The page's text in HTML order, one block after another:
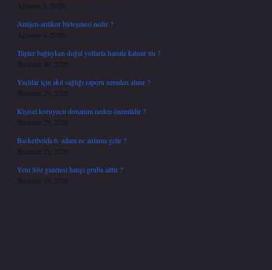
Ağustos 5, 2026
Antijen-antikor birleşmesi nedir ?
Ağustos 4, 2026
Tüpler bağlıyken doğal yollarla hamile kalınır mı ?
Temmuz 30, 2026
Yaşlılar için akıl sağlığı raporu nereden alınır ?
Temmuz 25, 2026
Kişisel koruyucu donanım neden önemlidir ?
Temmuz 25, 2026
Basketbolda 6. adam ne anlama gelir ?
Temmuz 21, 2026
Yeni Söz gazetesi hangi gruba aittir ?
Temmuz 15, 2026